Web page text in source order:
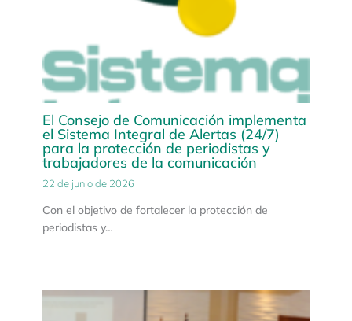
El Consejo de Comunicación implementa
el Sistema Integral de Alertas (24/7)
para la protección de periodistas y
trabajadores de la comunicación
22 de junio de 2026
Con el objetivo de fortalecer la protección de
periodistas y…